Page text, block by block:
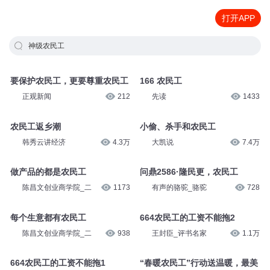
打开APP
神级农民工
要保护农民工，更要尊重农民工
正观新闻 212
农民工返乡潮
韩秀云讲经济 4.3万
做产品的都是农民工
陈昌文创业商学院_二 1173
每个生意都有农民工
陈昌文创业商学院_二 938
664农民工的工资不能拖1
166 农民工
先读 1433
小偷、杀手和农民工
大凯说 7.4万
问鼎2586·隆民更，农民工
有声的骆驼_骆驼 728
664农民工的工资不能拖2
王封臣_评书名家 1.1万
“春暖农民工”行动送温暖，最美